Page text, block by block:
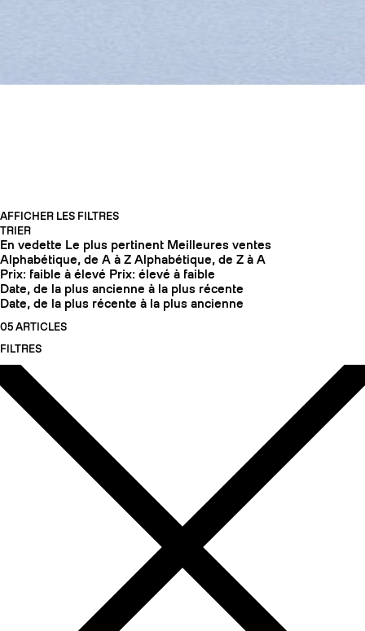
AFFICHER LES FILTRES
TRIER
En vedette Le plus pertinent Meilleures ventes
Alphabétique, de A à Z Alphabétique, de Z à A
Prix: faible à élevé Prix: élevé à faible
Date, de la plus ancienne à la plus récente
Date, de la plus récente à la plus ancienne
05 ARTICLES
FILTRES